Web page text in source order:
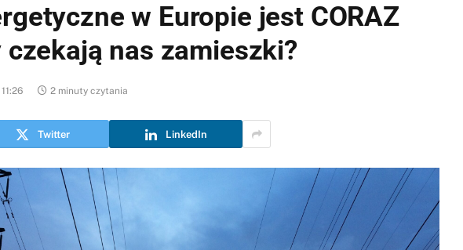
w Europie jest CORAZ
nas zamieszki?
2 minuty czytania
Twitter LinkedIn